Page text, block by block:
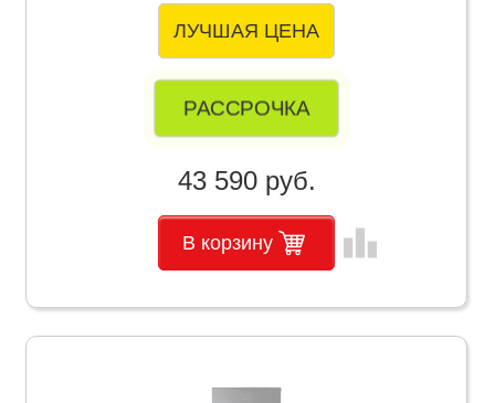
ЛУЧШАЯ ЦЕНА
РАССРОЧКА
43 590 руб.
В корзину leaderboard